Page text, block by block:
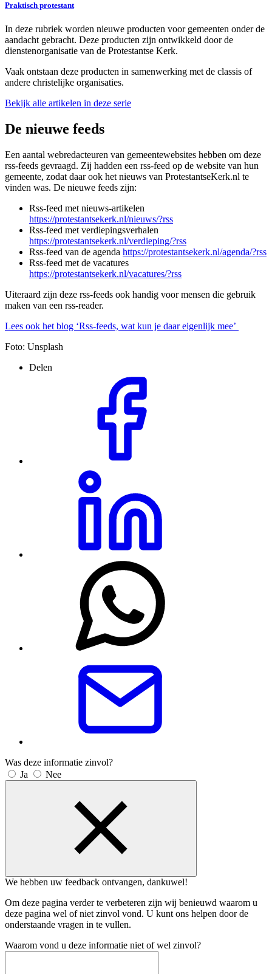
Praktisch protestant
In deze rubriek worden nieuwe producten voor gemeenten onder de
aandacht gebracht. Deze producten zijn ontwikkeld door de
dienstenorganisatie van de Protestantse Kerk.
Vaak ontstaan deze producten in samenwerking met de classis of
andere christelijke organisaties.
Bekijk alle artikelen in deze serie
De nieuwe feeds
Een aantal webredacteuren van gemeentewebsites hebben om deze
rss-feeds gevraagd. Zij hadden een rss-feed op de website van hun
gemeente, zodat daar ook het nieuws van ProtestantseKerk.nl te
vinden was. De nieuwe feeds zijn:
Rss-feed met nieuws-artikelen
https://protestantsekerk.nl/nieuws/?rss
Rss-feed met verdiepingsverhalen
https://protestantsekerk.nl/verdieping/?rss
Rss-feed van de agenda https://protestantsekerk.nl/agenda/?rss
Rss-feed met de vacatures
https://protestantsekerk.nl/vacatures/?rss
Uiteraard zijn deze rss-feeds ook handig voor mensen die gebruik
maken van een rss-reader.
Lees ook het blog ‘Rss-feeds, wat kun je daar eigenlijk mee’
Foto: Unsplash
Delen
Was deze informatie zinvol?
Ja
Nee
We hebben uw feedback ontvangen, dankuwel!
Om deze pagina verder te verbeteren zijn wij benieuwd waarom u
deze pagina wel of niet zinvol vond. U kunt ons helpen door de
onderstaande vragen in te vullen.
Waarom vond u deze informatie niet of wel zinvol?